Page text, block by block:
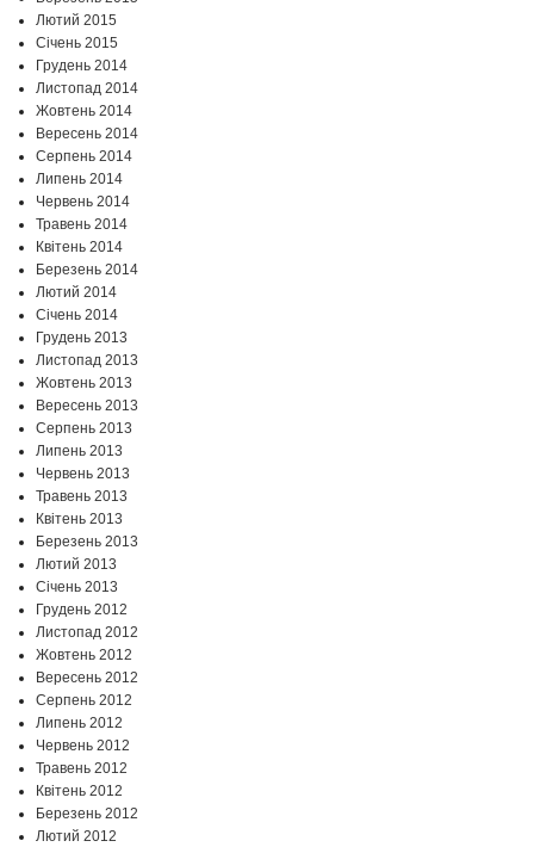
Лютий 2015
Січень 2015
Грудень 2014
Листопад 2014
Жовтень 2014
Вересень 2014
Серпень 2014
Липень 2014
Червень 2014
Травень 2014
Квітень 2014
Березень 2014
Лютий 2014
Січень 2014
Грудень 2013
Листопад 2013
Жовтень 2013
Вересень 2013
Серпень 2013
Липень 2013
Червень 2013
Травень 2013
Квітень 2013
Березень 2013
Лютий 2013
Січень 2013
Грудень 2012
Листопад 2012
Жовтень 2012
Вересень 2012
Серпень 2012
Липень 2012
Червень 2012
Травень 2012
Квітень 2012
Березень 2012
Лютий 2012